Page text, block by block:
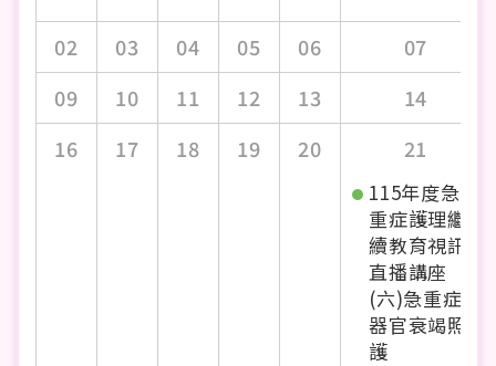
02 03 04 05 06
07
09
10 11 12 13
14
16
17 18 19 20 21
115年度急
重症護理繼
續教育視訊
直播講座
(六)急重症
器官衰竭照
護